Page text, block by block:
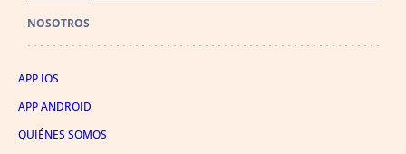
NOSOTROS
APP IOS
APP ANDROID
QUIÉNES SOMOS